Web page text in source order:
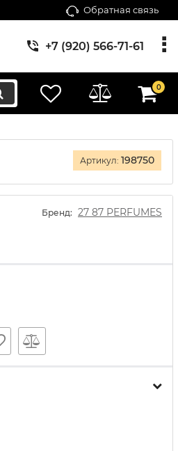
Обратная связь
+7 (920) 566-71-61
0
Артикул: 198750
Бренд: 27 87 PERFUMES